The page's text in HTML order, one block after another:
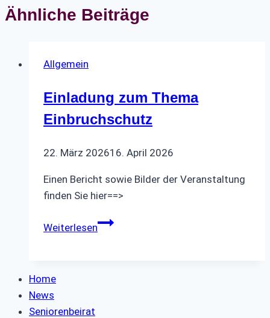
Ähnliche Beiträge
Allgemein
Einladung zum Thema
Einbruchschutz
22. März 202616. April 2026
Einen Bericht sowie Bilder der Veranstaltung
finden Sie hier==>
WeiterlesenEinladung
Home
News
Seniorenbeirat